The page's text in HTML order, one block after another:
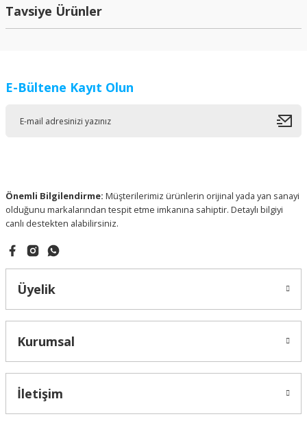
kullanarak tarafımıza iletebilirsiniz.
Görüş ve önerileriniz için teşekkür ederiz.
Ürün bilgilerinde hatalar bulunuyor.
Tavsiye Ürünler
Serkar
Yağ Karter Tapası | Hyundai Accent Era / Accent Admira / Accent Blue /
E-Bültene Kayıt Olun
Önemli Bilgilendirme: Müşterilerimiz ürünlerin orijinal yada yan sanayi
olduğunu markalarından tespit etme imkanına sahiptir. Detaylı bilgiyi
canlı destekten alabilirsiniz.
Üyelik
Kurumsal
İletişim